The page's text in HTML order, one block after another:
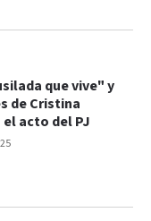
que vive" y
de Cristina
acto del PJ